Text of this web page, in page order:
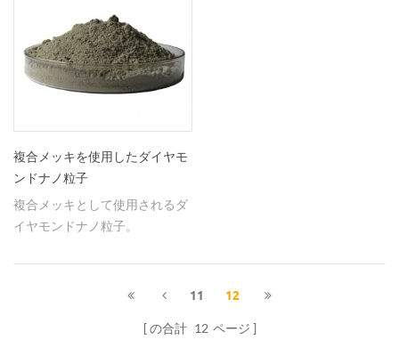
複合メッキを使用したダイヤモ
ンドナノ粒子
複合メッキとして使用されるダ
イヤモンドナノ粒子。
11 12
の合計 12 ページ